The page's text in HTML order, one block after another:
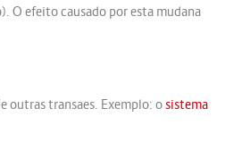
O efeito causado por esta mudana
outras transaes. Exemplo: osistema